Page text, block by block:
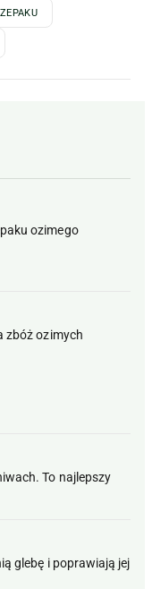
ozimego
zbóż ozimych
To najlepszy
glebę i poprawiają jej